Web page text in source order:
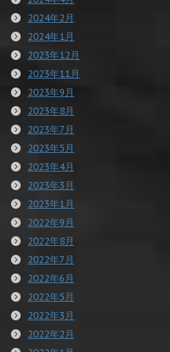
2024年2月
2024年1月
2023年12月
2023年11月
2023年9月
2023年8月
2023年7月
2023年5月
2023年4月
2023年3月
2023年1月
2022年9月
2022年8月
2022年7月
2022年6月
2022年5月
2022年3月
2022年2月